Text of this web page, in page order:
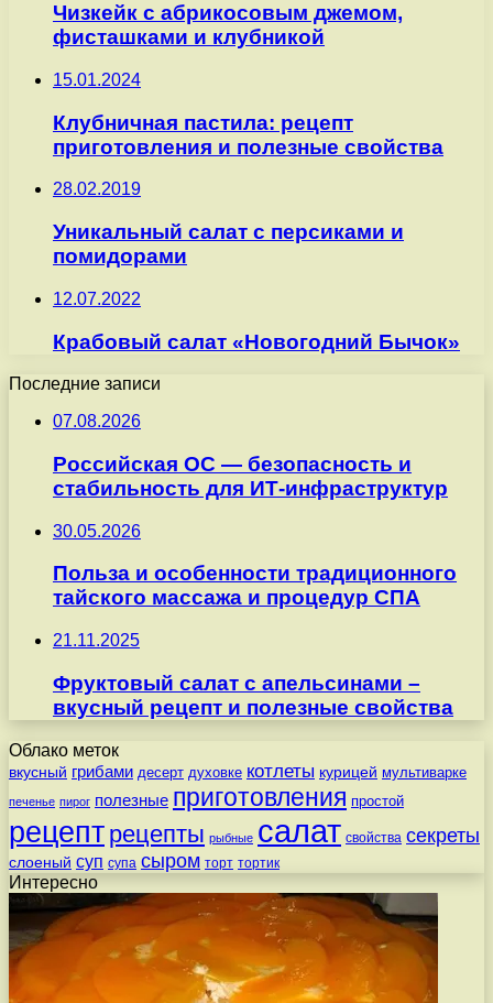
Чизкейк с абрикосовым джемом,
фисташками и клубникой
15.01.2024
Клубничная пастила: рецепт
приготовления и полезные свойства
28.02.2019
Уникальный салат с персиками и
помидорами
12.07.2022
Крабовый салат «Новогодний Бычок»
Последние записи
07.08.2026
Российская ОС — безопасность и
стабильность для ИТ-инфраструктур
30.05.2026
Польза и особенности традиционного
тайского массажа и процедур СПА
21.11.2025
Фруктовый салат с апельсинами –
вкусный рецепт и полезные свойства
Облако меток
вкусный грибами десерт духовке котлеты курицей мультиварке
печенье пирог полезные приготовления простой
рецепт рецепты рыбные салат свойства секреты
слоеный суп супа сыром торт тортик
Интересно